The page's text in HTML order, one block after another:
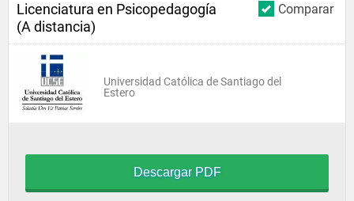
Comparar
Licenciatura en Psicopedagogía
(A distancia)
Universidad Católica de Santiago del
Estero
Descargar PDF